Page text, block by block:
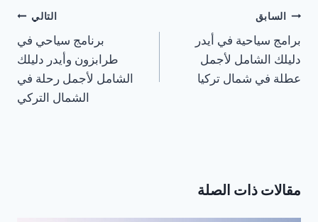
تصفّح
المقالات
السابق
برامج سياحية في أيدر
دليلك الشامل لأجمل
عطلة في شمال تركيا
التالي
برنامج سياحي في
طرابزون وأيدر دليلك
الشامل لأجمل رحلة في
الشمال التركي
مقالات ذات الصلة